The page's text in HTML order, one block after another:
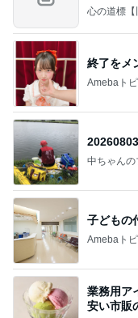
心の道標【
終了をメ
Amebaト
中ちゃんの
子どもの
Amebaト
業務用ア
安い市販